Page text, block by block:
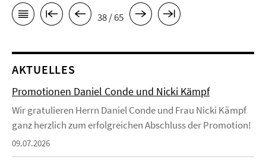
38 / 65
AKTUELLES
Promotionen Daniel Conde und Nicki Kämpf
Wir gratulieren Herrn Daniel Conde und Frau Nicki Kämpf
ganz herzlich zum erfolgreichen Abschluss der Promotion!
09.07.2026